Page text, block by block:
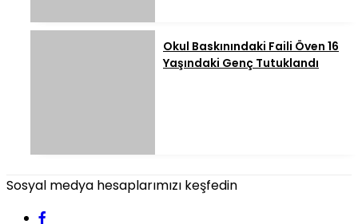
Okul Baskınındaki Faili Öven 16
Yaşındaki Genç Tutuklandı
Sosyal medya hesaplarımızı keşfedin